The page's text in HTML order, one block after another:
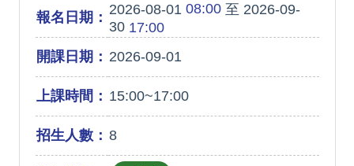
報名日期： 2026-08-01 08:00至 2026-09-
3017:00
開課日期： 2026-09-01
上課時間： 15:00~17:00
招生人數： 8